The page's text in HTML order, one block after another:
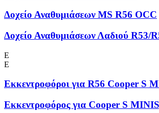
Δοχείο Αναθυμιάσεων MS R56 OCC
Δοχείο Αναθυμιάσεων Λαδιού R53/
Ε
Ε
Εκκεντροφόροι για R56 Cooper S
Εκκεντροφόρος για Cooper S